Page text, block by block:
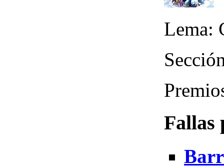
Lema:
Fallas